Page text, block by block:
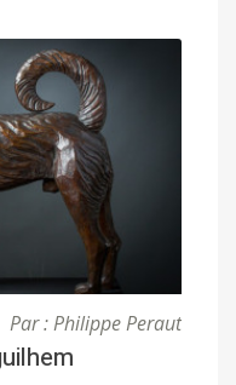
Par : Philippe Peraut